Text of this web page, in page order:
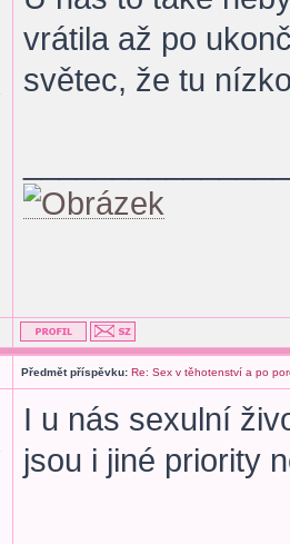
vrátila až po
světec, že tu
Předmět příspěvku: Re: Sex v těhotenství a po
I u nás sexulní
jsou i jiné priority